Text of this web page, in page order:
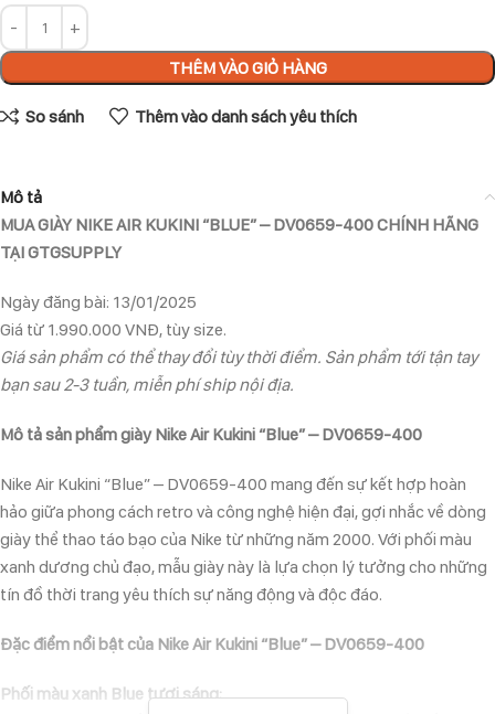
THÊM VÀO GIỎ HÀNG
So sánh Thêm vào danh sách yêu thích
Mô tả
MUA GIÀY NIKE AIR KUKINI “BLUE” – DV0659-400 CHÍNH HÃNG
TẠI GTGSUPPLY
Ngày đăng bài: 13/01/2025
Giá từ 1.990.000 VNĐ, tùy size.
Giá sản phẩm có thể thay đổi tùy thời điểm. Sản phẩm tới tận tay
bạn sau 2-3 tuần, miễn phí ship nội địa.
Mô tả sản phẩm giày Nike Air Kukini “Blue” – DV0659-400
Nike Air Kukini “Blue” – DV0659-400 mang đến sự kết hợp hoàn
hảo giữa phong cách retro và công nghệ hiện đại, gợi nhắc về dòng
giày thể thao táo bạo của Nike từ những năm 2000. Với phối màu
xanh dương chủ đạo, mẫu giày này là lựa chọn lý tưởng cho những
tín đồ thời trang yêu thích sự năng động và độc đáo.
Đặc điểm nổi bật của Nike Air Kukini “Blue” – DV0659-400
Phối màu xanh Blue tươi sáng: